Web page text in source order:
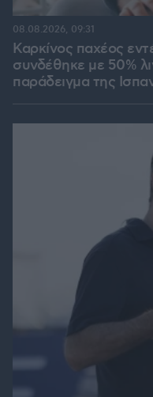
Καρκίνος παχέος
συνδέθηκε με 50%
παράδειγμα της
08.08.2026, 09:31